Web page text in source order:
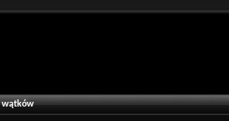
wątków